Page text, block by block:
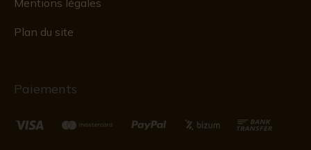
Mentions légales
Plan du site
Paiements